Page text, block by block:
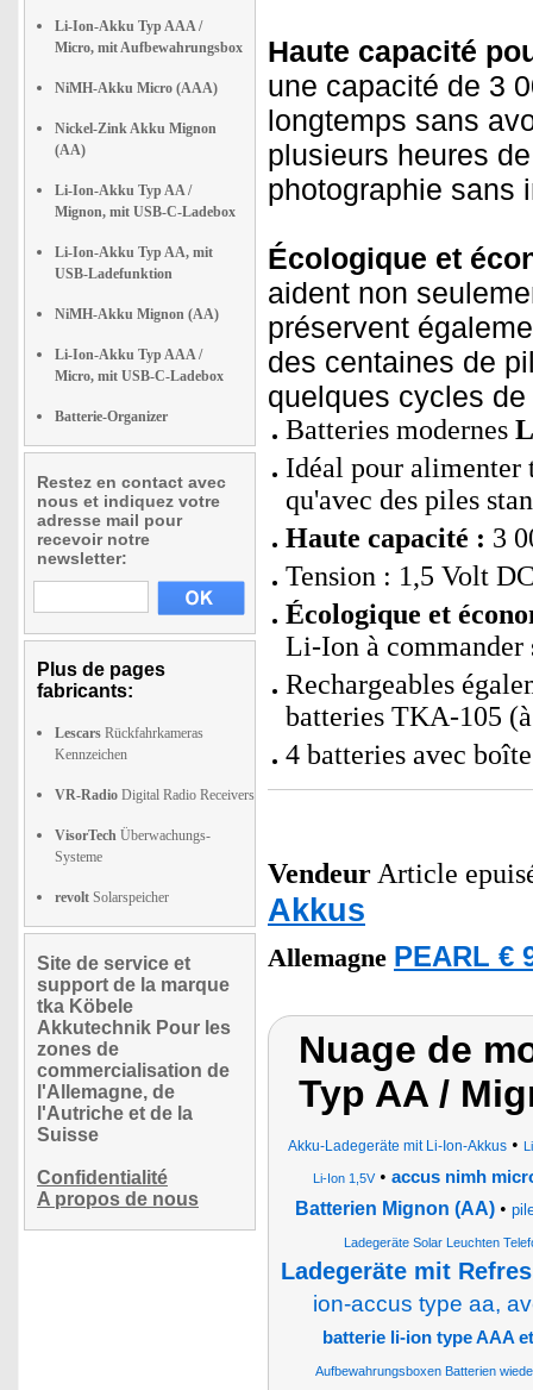
Li-Ion-Akku Typ AAA /
Micro, mit Aufbewahrungsbox
NiMH-Akku Micro (AAA)
Nickel-Zink Akku Mignon
(AA)
Li-Ion-Akku Typ AA /
Mignon, mit USB-C-Ladebox
Li-Ion-Akku Typ AA, mit
USB-Ladefunktion
NiMH-Akku Mignon (AA)
Li-Ion-Akku Typ AAA /
Micro, mit USB-C-Ladebox
Batterie-Organizer
Restez en contact avec
nous et indiquez votre
adresse mail pour
recevoir notre
newsletter:
Plus de pages
fabricants:
Lescars Rückfahrkameras
Kennzeichen
VR-Radio Digital Radio Receivers
VisorTech Überwachungs-
Systeme
revolt Solarspeicher
Site de service et
support de la marque
tka Köbele
Akkutechnik Pour les
zones de
commercialisation de
l'Allemagne, de
l'Autriche et de la
Suisse
Confidentialité
A propos de nous
Haute capacité
une capacité de 3
longtemps sans
plusieurs heures
photographie sans
Écologique et
aident non
préservent
des centaines de
quelques cycles
Batteries modernes
Idéal pour alimenter
qu'avec des piles
Haute capacité : 3
Tension : 1,5 Volt
Écologique et
Li-Ion à commander
Rechargeables
batteries TKA-105
4 batteries avec
Vendeur Article
Akkus
Allemagne PEARL €
Nuage de
Typ AA /
Akku-Ladegeräte mit Li-Ion-Akkus•
Li-Ion 1,5V• accus nimh
Batterien Mignon (AA) •
Ladegeräte Solar Leuchten
Ladegeräte mit
ion-accus type aa,
batterie li-ion type AAA
Aufbewahrungsboxen Batterien